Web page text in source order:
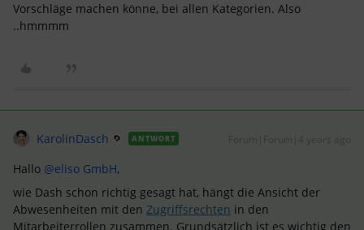
Vorschläge machen könne, bei allen Kategorien. Also
..hmmmm
KarolinDasch ANTWORT
Hallo @eliso GmbH,
wie Dash schon richtig gesagt hat, hängt die Ansicht der
Abwesenheiten mit den Zugriffsrechten in den
Mitarbeiterrollen zusammen. Grundsätzlich ist es wichtig den